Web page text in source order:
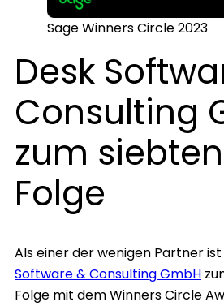
Sage Winners Circle 2023
Desk
Consulting
zum
Folge
Als einer der wenigen Partner
Software & Consulting GmbH
Folge mit dem Winners Circle